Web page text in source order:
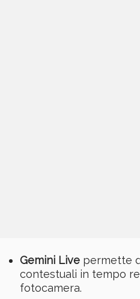
Gemini Livepermette
contestuali in tempo
fotocamera.